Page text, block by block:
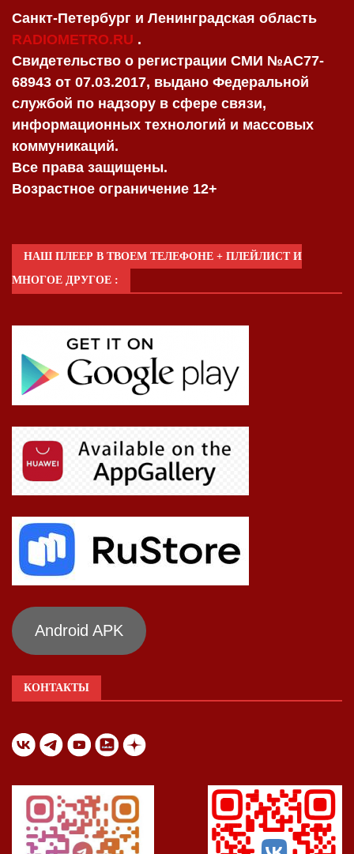
Санкт-Петербург и Ленинградская область
RADIOMETRO.RU .
Свидетельство о регистрации СМИ №AC77-
68943 от 07.03.2017, выдано Федеральной
службой по надзору в сфере связи,
информационных технологий и массовых
коммуникаций.
Все права защищены.
Возрастное ограничение 12+
НАШ ПЛЕЕР В ТВОЕМ ТЕЛЕФОНЕ + ПЛЕЙЛИСТ И
МНОГОЕ ДРУГОЕ :
Android APK
КОНТАКТЫ